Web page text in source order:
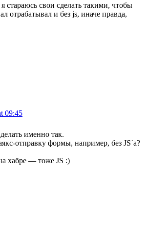
стараюсь свои сделать такими, чтобы
отрабатывал и без js, иначе правда,
09:45
именно так.
отправку формы, например, без JS`а?
хабре — тоже JS :)